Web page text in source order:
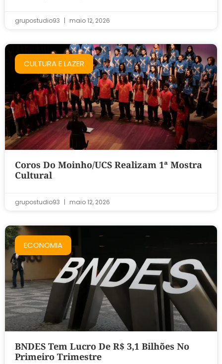
grupostudio93 maio 12, 2026
CULTURA E LAZER
Coros Do Moinho/UCS Realizam 1ª Mostra
Cultural
grupostudio93 maio 12, 2026
ECONOMIA
BNDES Tem Lucro De R$ 3,1 Bilhões No
Primeiro Trimestre